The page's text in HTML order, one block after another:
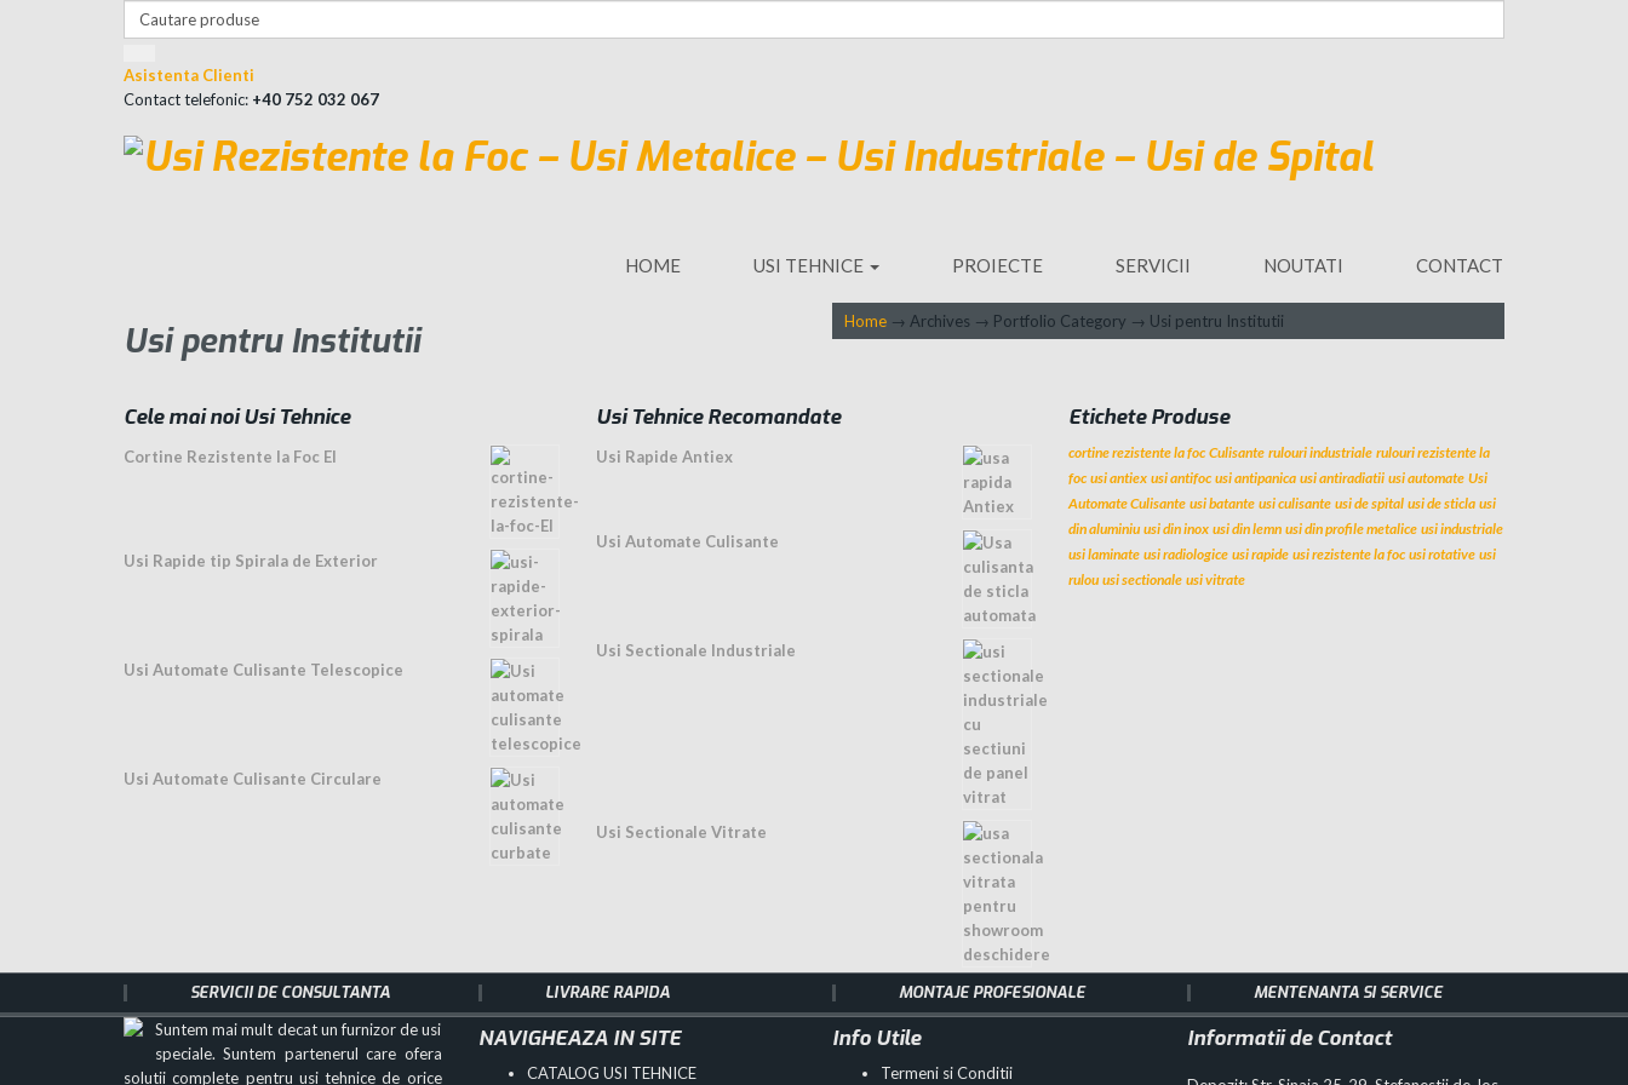
Asistenta Clienti
Contact telefonic: +40 752 032 067
HOME USI TEHNICE PROIECTE SERVICII NOUTATI CONTACT
Usi pentru Institutii Home → Archives → Portfolio Category → Usi pentru Institutii
Cele mai noi Usi Tehnice
Cortine Rezistente la Foc EI
Usi Rapide tip Spirala de Exterior
Usi Automate Culisante Telescopice
Usi Automate Culisante Circulare
Usi Tehnice Recomandate
Usi Rapide Antiex
Usi Automate Culisante
Usi Sectionale Industriale
Usi Sectionale Vitrate
Etichete Produse
cortine rezistente la foc Culisante rulouri industriale rulouri rezistente la
foc usi antiex usi antifoc usi antipanica usi antiradiatii usi automate Usi
Automate Culisante usi batante usi culisante usi de spital usi de sticla usi
din aluminiu usi din inox usi din lemn usi din profile metalice usi industriale
usi laminate usi radiologice usi rapide usi rezistente la foc usi rotative usi
rulou usi sectionale usi vitrate
SERVICII DE CONSULTANTA LIVRARE RAPIDA MONTAJE PROFESIONALE MENTENANTA SI SERVICE
Suntem mai mult decat un furnizor de usi
speciale. Suntem partenerul care ofera
solutii complete pentru usi tehnice de orice
NAVIGHEAZA IN SITE
CATALOG USI TEHNICE
Info Utile
Termeni si Conditii
Informatii de Contact